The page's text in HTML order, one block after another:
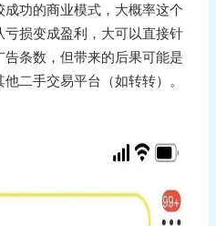
功的商业模式，大概率这个
损变成盈利，大可以直接针
条数，但带来的后果可能是
二手交易平台（如转转）。